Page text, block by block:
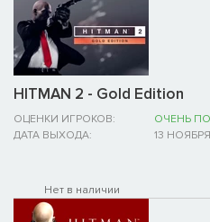
HITMAN 2 - Gold Edition
ОЦЕНКИ ИГРОКОВ:
ОЧЕНЬ
ДАТА ВЫХОДА:
13
Нет в наличии